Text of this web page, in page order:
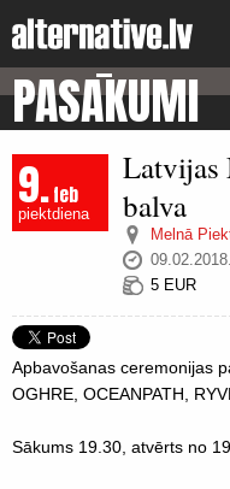
PASĀKUMI
9.feb
piektdiena
Latvijas
balva
Melnā
5 EUR
Apbavošanas ceremonijas
OGHRE, OCEANPATH,
Sākums 19.30, atvērts no